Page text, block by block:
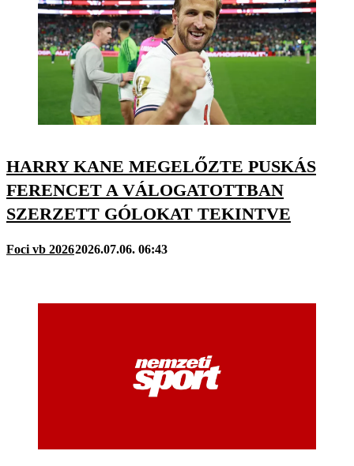
HARRY KANE MEGELŐZTE PUSKÁS
FERENCET A VÁLOGATOTTBAN
SZERZETT GÓLOKAT TEKINTVE
Foci vb 20262026.07.06. 06:43